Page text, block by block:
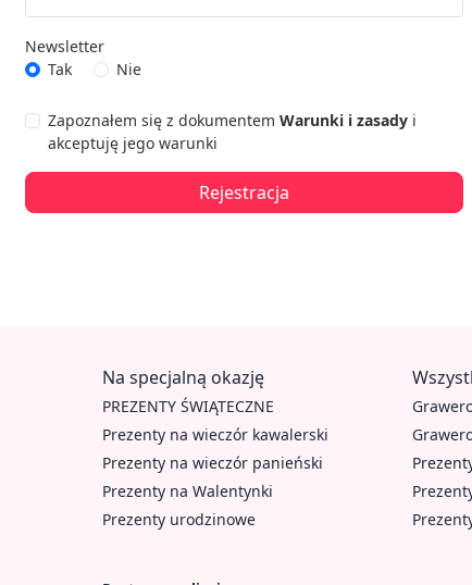
Newsletter
Tak
Nie
Zapoznałem się z dokumentem Warunki i zasadyi
akceptuję jego warunki
Na specjalną okazję
PREZENTY ŚWIĄTECZNE
Prezenty na wieczór kawalerski
Prezenty na wieczór panieński
Prezenty na Walentynki
Prezenty urodzinowe